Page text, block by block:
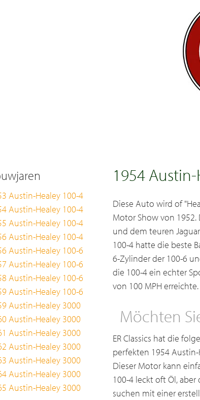
Austin-Healey 100-4
Austin-Healey 100-4
Austin-Healey 100-4
Austin-Healey 100-4
Austin-Healey 100-6
Austin-Healey 100-6
Austin-Healey 100-6
Austin-Healey 100-6
Austin-Healey 3000
Austin-Healey 3000
Austin-Healey 3000
Austin-Healey 3000
Austin-Healey 3000
Austin-Healey 3000
Austin-Healey 3000
1954
Diese Auto wird of
Motor Show von
und dem teuren
100-4 hatte die beste
6-Zylinder der 100-6
die 100-4 ein echter
von 100 MPH erreichte.
Möchten
ER Classics hat die
perfekten 1954
Dieser Motor kann
100-4 leckt oft Öl,
suchen mit einer